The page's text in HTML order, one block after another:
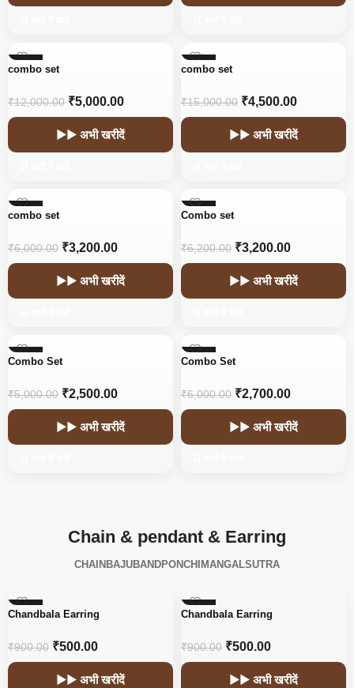
-58%
combo set
₹12,000.00 ₹5,000.00
▶▶ अभी खरीदें
-70%
combo set
₹15,000.00 ₹4,500.00
▶▶ अभी खरीदें
-47%
combo set
₹6,000.00 ₹3,200.00
▶▶ अभी खरीदें
-48%
Combo set
₹6,200.00 ₹3,200.00
▶▶ अभी खरीदें
-50%
Combo Set
₹5,000.00 ₹2,500.00
▶▶ अभी खरीदें
-55%
Combo Set
₹6,000.00 ₹2,700.00
▶▶ अभी खरीदें
Chain & pendant & Earring
CHAIN BAJUBANDPONCHI MANGALSUTRA
-44%
Chandbala Earring
₹900.00 ₹500.00
▶▶ अभी खरीदें
-44%
Chandbala Earring
₹900.00 ₹500.00
▶▶ अभी खरीदें